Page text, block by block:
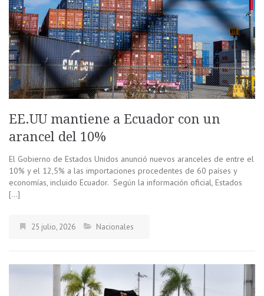
EE.UU mantiene a Ecuador con un
arancel del 10%
El Gobierno de Estados Unidos anunció nuevos aranceles de entre el
10% y el 12,5% a las importaciones procedentes de 60 países y
economías, incluido Ecuador. Según la información oficial, Estados
[…]
25 julio, 2026 Nacionales